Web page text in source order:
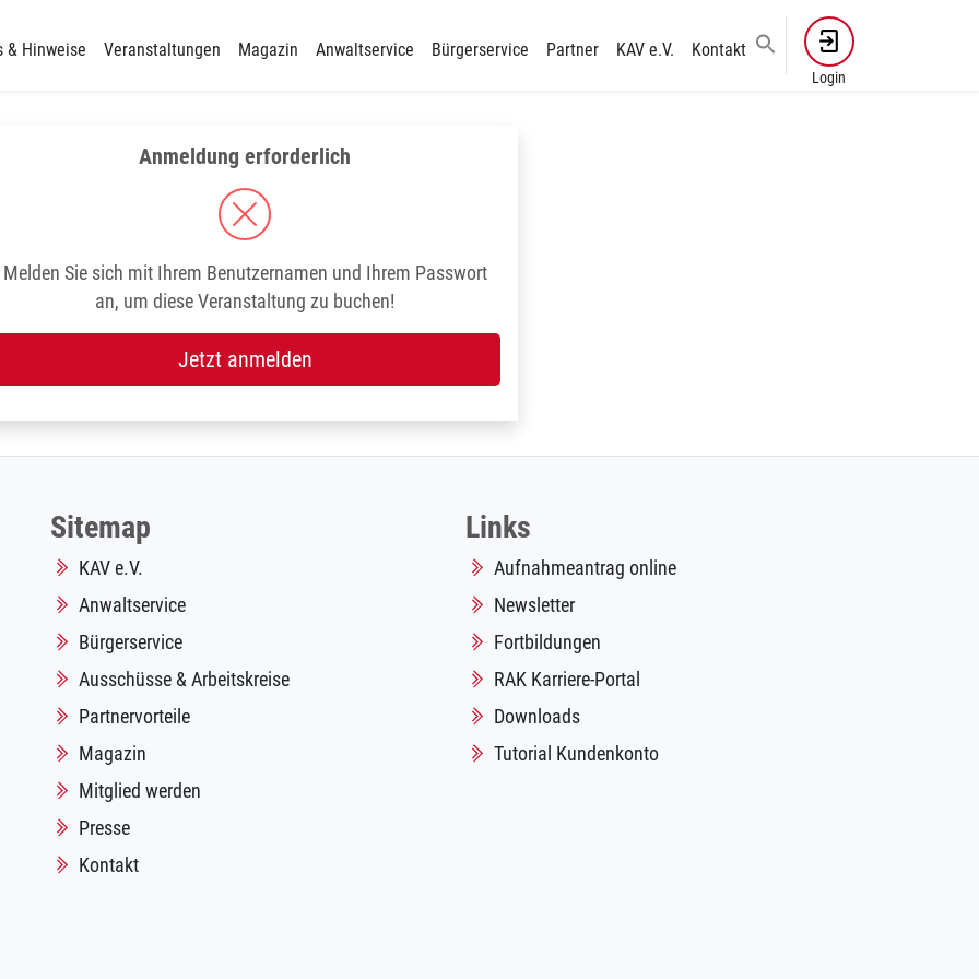
& Hinweise Veranstaltungen Magazin Anwaltservice Bürgerservice Partner KAV e.V. Kontakt
Anmeldung erforderlich
Melden Sie sich mit Ihrem Benutzernamen und Ihrem Passwort
an, um diese Veranstaltung zu buchen!
Jetzt anmelden
Sitemap
KAV e.V.
Anwaltservice
Bürgerservice
Ausschüsse & Arbeitskreise
Partnervorteile
Magazin
Mitglied werden
Presse
Kontakt
Links
Aufnahmeantrag online
Newsletter
Fortbildungen
RAK Karriere-Portal
Downloads
Tutorial Kundenkonto